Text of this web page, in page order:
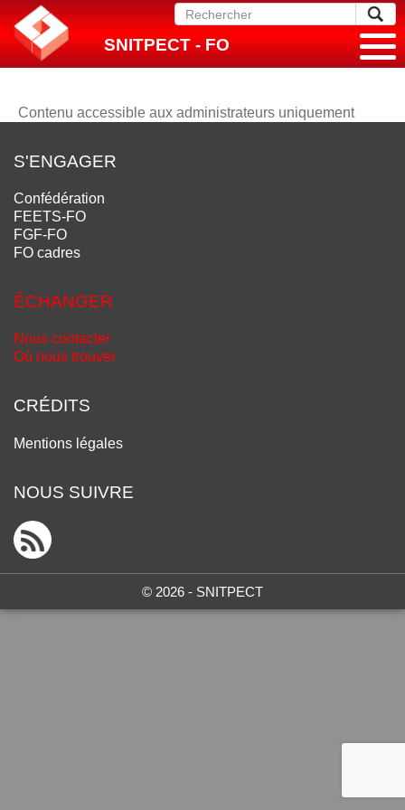
SNITPECT - FO
Contenu accessible aux administrateurs uniquement
S'ENGAGER
Confédération
FEETS-FO
FGF-FO
FO cadres
ÉCHANGER
Nous contacter
Où nous trouver
CRÉDITS
Mentions légales
NOUS SUIVRE
© 2026 - SNITPECT